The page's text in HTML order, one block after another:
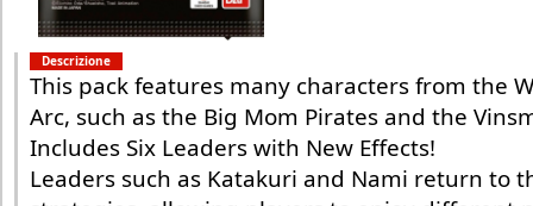
Descrizione
This pack features many characters from the
Arc, such as the Big Mom Pirates and the
Includes Six Leaders with New Effects!
Leaders such as Katakuri and Nami return to